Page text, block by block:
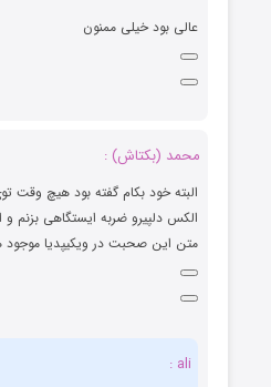
عالی بود خیلی ممنون
محمد (بکتاش) :
البته خود بکام گفته بود هیچ وقت
الکس دلپیرو ضربه ایستگاهی
متن این صحبت در ویکیپدیا
ali :